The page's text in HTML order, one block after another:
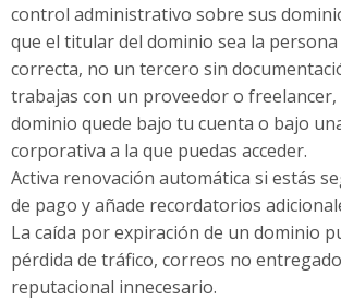
control administrativo sobre sus
que el titular del dominio sea la
correcta, no un tercero sin
trabajas con un proveedor o freelancer,
dominio quede bajo tu cuenta o bajo
corporativa a la que puedas acceder.
Activa renovación automática si estás
de pago y añade recordatorios
La caída por expiración de un dominio
pérdida de tráfico, correos no
reputacional innecesario.